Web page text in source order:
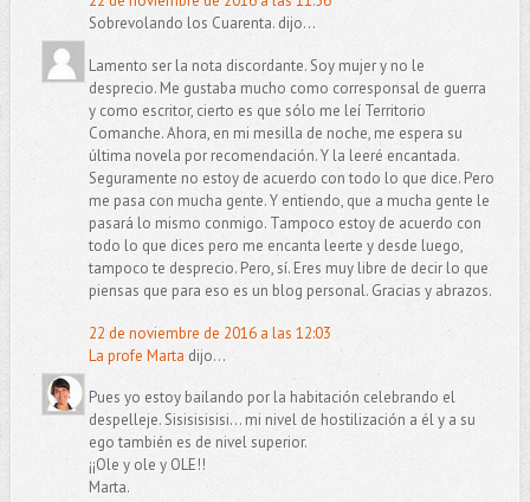
Sobrevolando los Cuarenta. dijo...
Lamento ser la nota discordante. Soy mujer y no le
desprecio. Me gustaba mucho como corresponsal de guerra
y como escritor, cierto es que sólo me leí Territorio
Comanche. Ahora, en mi mesilla de noche, me espera su
última novela por recomendación. Y la leeré encantada.
Seguramente no estoy de acuerdo con todo lo que dice. Pero
me pasa con mucha gente. Y entiendo, que a mucha gente le
pasará lo mismo conmigo. Tampoco estoy de acuerdo con
todo lo que dices pero me encanta leerte y desde luego,
tampoco te desprecio. Pero, sí. Eres muy libre de decir lo que
piensas que para eso es un blog personal. Gracias y abrazos.
22 de noviembre de 2016 a las 12:03
La profe Marta dijo...
Pues yo estoy bailando por la habitación celebrando el
despelleje. Sisisisisisi... mi nivel de hostilización a él y a su
ego también es de nivel superior.
¡¡Ole y ole y OLE!!
Marta.